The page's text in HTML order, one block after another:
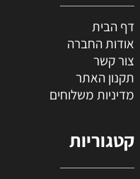
דף הבית
אודות החברה
צור קשר
תקנון האתר
מדיניות משלוחים
קטגוריות